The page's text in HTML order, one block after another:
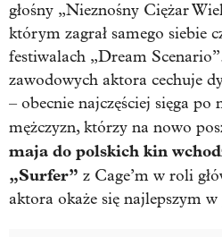
głośny „Nieznośny Ciężar
którym zagrał samego siebie
festiwalach „Dream
zawodowych aktora cechuje
– obecnie najczęściej sięga po
mężczyzn, którzy na nowo
maja do polskich kin
„Surfer” z Cage’m w roli
aktora okaże się najlepszym w